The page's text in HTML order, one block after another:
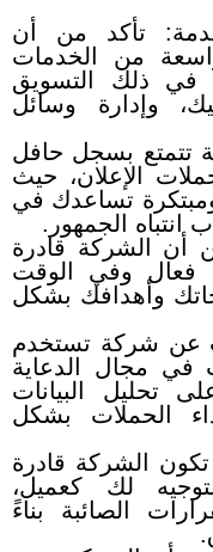
تأكد من أن
من الخدمات
في ذلك التسويق
وإدارة وسائل
تتمتع بسجل حافل
الإعلان، حيث
ومبتكرة تساعدك في
انتباه الجمهور.
أن الشركة قادرة
فعال وفي الوقت
وأهدافك بشكل
عن شركة تستخدم
في مجال الدعاية
تحليل البيانات
الحملات بشكل
تكون الشركة قادرة
لك كعميل،
الصائبة بناءً